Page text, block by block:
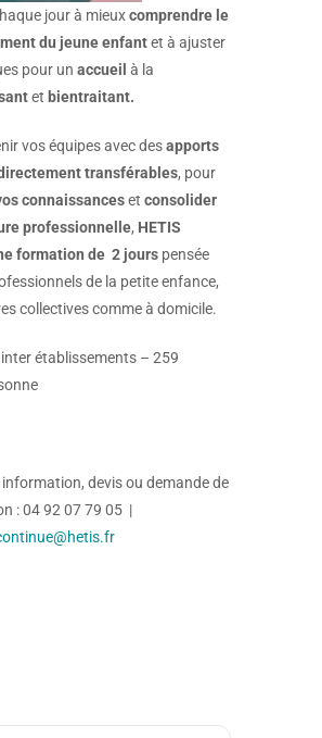
jour à mieuxcomprendre le
du jeune enfantet à ajuster
pour un accueil à la
et bientraitant.
vos équipes avec desapports
transférables, pour
connaissanceset consolider
professionnelle, HETIS
formation de 2 jours pensée
de la petite enfance,
collectives comme à domicile.
établissements – 259
devis ou demande de
: 04 92 07 79 05 |